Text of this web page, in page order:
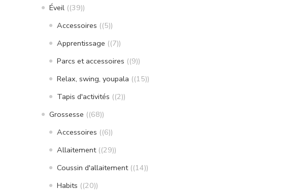
Éveil (39)
Accessoires (5)
Apprentissage (7)
Parcs et accessoires (9)
Relax, swing, youpala (15)
Tapis d'activités (2)
Grossesse (68)
Accessoires (6)
Allaitement (29)
Coussin d'allaitement (14)
Habits (20)